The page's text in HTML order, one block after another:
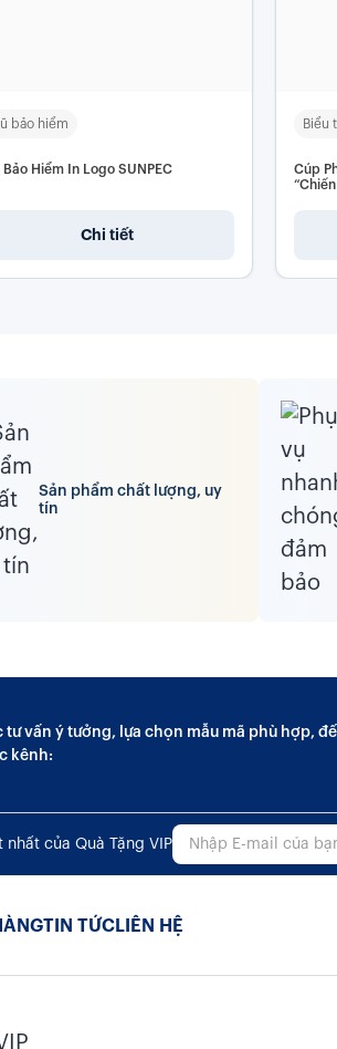
bảo hiểm
Bảo Hiểm In Logo SUNPEC
Chi tiết
Biểu
Cúp
Sản phẩm chất lượng, uy
tín
vấn ý tưởng, lựa chọn mẫu mã phù hợp,
kênh:
của Quà Tặng VIP
TIN TỨCLIÊN HỆ